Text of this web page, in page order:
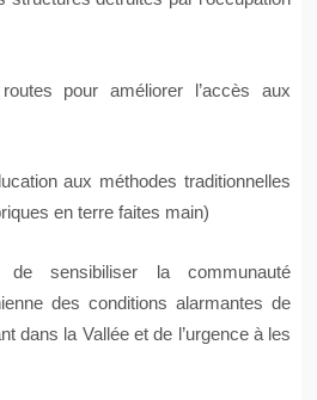
pour améliorer l’accès aux
aux méthodes traditionnelles
en terre faites main)
sensibiliser la communauté
des conditions alarmantes de
dans la Vallée et de l’urgence à les